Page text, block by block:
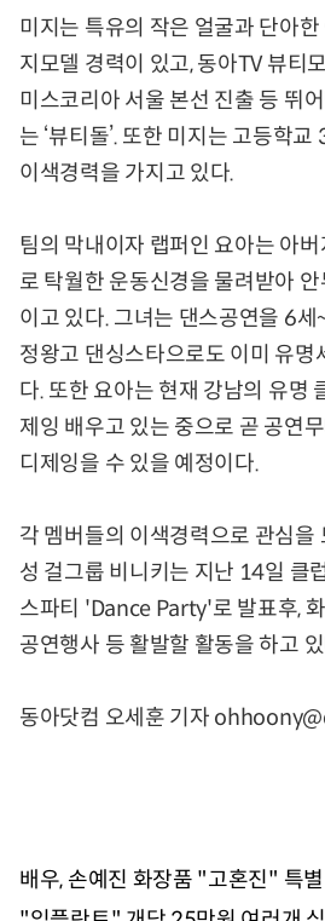
미지는 특유의 작은 얼굴과 단아
지모델 경력이 있고, 동아TV 뷰티
미스코리아 서울 본선 진출 등 뛰
는 ‘뷰티돌’. 또한 미지는 고등학교
이색경력을 가지고 있다.
팀의 막내이자 랩퍼인 요아는 아
로 탁월한 운동신경을 물려받아
이고 있다. 그녀는 댄스공연을 6
정왕고 댄싱스타으로도 이미 유명
다. 또한 요아는 현재 강남의 유명
제잉 배우고 있는 중으로 곧 공연
디제잉을 수 있을 예정이다.
각 멤버들의 이색경력으로 관심을
성 걸그룹 비니키는 지난 14일 클
스파티 'Dance Party'로 발표후,
공연행사 등 활발할 활동을 하고
동아닷컴 오세훈 기자